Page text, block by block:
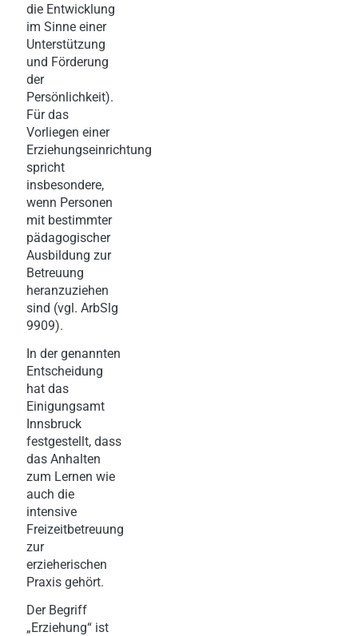
die Entwicklung
im Sinne einer
Unterstützung
und Förderung
der
Persönlichkeit).
Für das
Vorliegen einer
Erziehungseinrichtung
spricht
insbesondere,
wenn Personen
mit bestimmter
pädagogischer
Ausbildung zur
Betreuung
heranzuziehen
sind (vgl. ArbSlg
9909).
In der genannten
Entscheidung
hat das
Einigungsamt
Innsbruck
festgestellt, dass
das Anhalten
zum Lernen wie
auch die
intensive
Freizeitbetreuung
zur
erzieherischen
Praxis gehört.
Der Begriff
„Erziehung“ ist